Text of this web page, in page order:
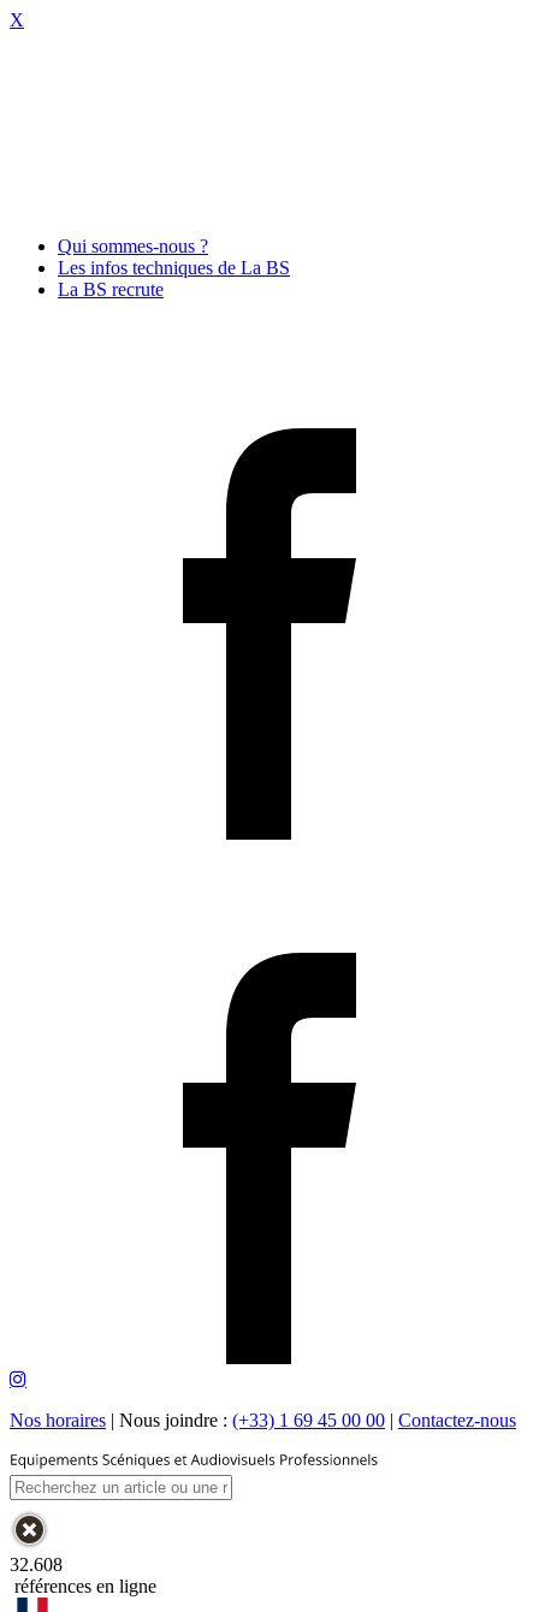
X
Qui sommes-nous ?
Les infos techniques de La BS
La BS recrute
Nos horaires | Nous joindre : (+33) 1 69 45 00 00 | Contactez-nous
32.608
références en ligne